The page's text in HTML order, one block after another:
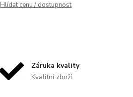
Hlídat cenu / dostupnost
Záruka kvality
Kvalitní zboží